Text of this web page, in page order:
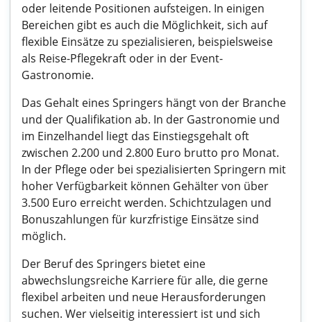
oder leitende Positionen aufsteigen. In einigen
Bereichen gibt es auch die Möglichkeit, sich auf
flexible Einsätze zu spezialisieren, beispielsweise
als Reise-Pflegekraft oder in der Event-
Gastronomie.
Das Gehalt eines Springers hängt von der Branche
und der Qualifikation ab. In der Gastronomie und
im Einzelhandel liegt das Einstiegsgehalt oft
zwischen 2.200 und 2.800 Euro brutto pro Monat.
In der Pflege oder bei spezialisierten Springern mit
hoher Verfügbarkeit können Gehälter von über
3.500 Euro erreicht werden. Schichtzulagen und
Bonuszahlungen für kurzfristige Einsätze sind
möglich.
Der Beruf des Springers bietet eine
abwechslungsreiche Karriere für alle, die gerne
flexibel arbeiten und neue Herausforderungen
suchen. Wer vielseitig interessiert ist und sich